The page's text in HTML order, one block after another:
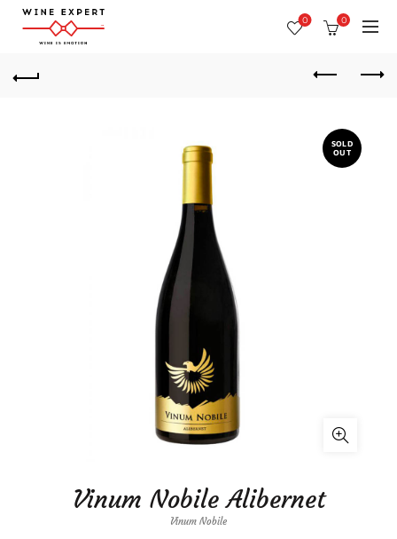
0 0
SOLD
OUT
Vinum Nobile Alibernet
Vinum Nobile